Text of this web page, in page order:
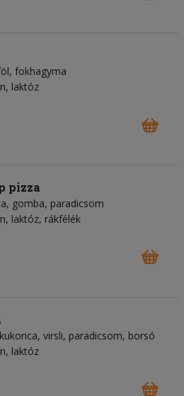
fokhagyma
laktóz
pizza
gomba paradicsom
laktóz, rákfélék
kukorica virsli paradicsom borsó
laktóz